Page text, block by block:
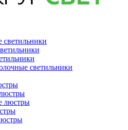
светильники
светильники
люстры